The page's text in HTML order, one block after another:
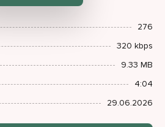
276
320 kbps
9.33 MB
4:04
29.06.2026